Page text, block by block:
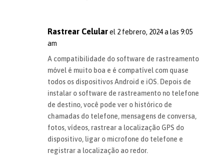
Rastrear Celular el 2 febrero, 2024 a las 9:05
am
A compatibilidade do software de rastreamento
móvel é muito boa e é compatível com quase
todos os dispositivos Android e iOS. Depois de
instalar o software de rastreamento no telefone
de destino, você pode ver o histórico de
chamadas do telefone, mensagens de conversa,
fotos, vídeos, rastrear a localização GPS do
dispositivo, ligar o microfone do telefone e
registrar a localização ao redor.